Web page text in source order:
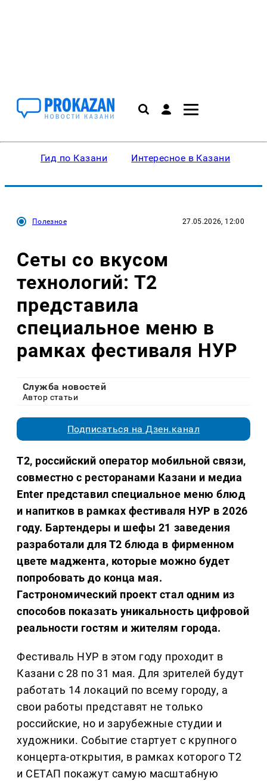
Гид по Казани Интересное в Казани
Полезное 27.05.2026, 12:00
Сеты со вкусом
технологий: Т2
представила
специальное меню в
рамках фестиваля НУР
Служба новостей
Автор статьи
Подписаться на Дзен.канал
Т2, российский оператор мобильной связи,
совместно с ресторанами Казани и медиа
Enter представил специальное меню блюд
и напитков в рамках фестиваля НУР в 2026
году. Бартендеры и шефы 21 заведения
разработали для Т2 блюда в фирменном
цвете маджента, которые можно будет
попробовать до конца мая.
Гастрономический проект стал одним из
способов показать уникальность цифровой
реальности гостям и жителям города.
Фестиваль НУР в этом году проходит в
Казани с 28 по 31 мая. Для зрителей будут
работать 14 локаций по всему городу, а
свои работы представят не только
российские, но и зарубежные студии и
художники. Событие стартует с крупного
концерта-открытия, в рамках которого Т2
и СЕТАП покажут самую масштабную